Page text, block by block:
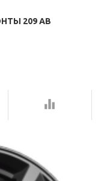
209 AB